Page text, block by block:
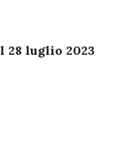
28 luglio 2023